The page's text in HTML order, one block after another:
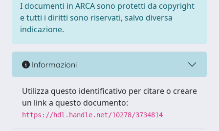
I documenti in ARCA sono protetti da copyright
e tutti i diritti sono riservati, salvo diversa
indicazione.
Informazioni
Utilizza questo identificativo per citare o creare
un link a questo documento:
https://hdl.handle.net/10278/3734814